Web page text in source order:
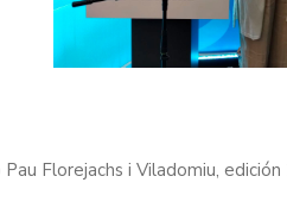
Florejachs i Viladomiu,